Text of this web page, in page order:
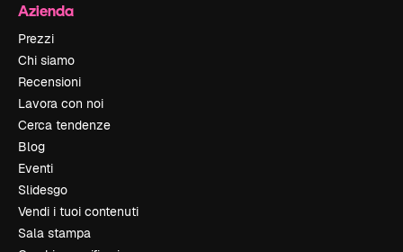
Azienda
Prezzi
Chi siamo
Recensioni
Lavora con noi
Cerca tendenze
Blog
Eventi
Slidesgo
Vendi i tuoi contenuti
Sala stampa